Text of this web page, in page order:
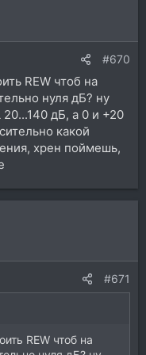
#670
REW чтоб на
нуля дБ? ну
дБ, а 0 и +20
какой
хрен поймешь,
#671
REW чтоб на